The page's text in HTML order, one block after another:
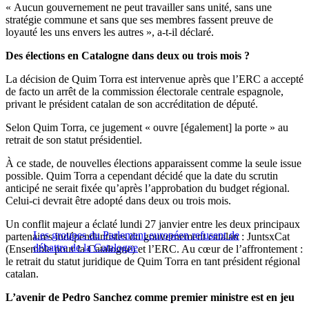
« Aucun gouvernement ne peut travailler sans unité, sans une
stratégie commune et sans que ses membres fassent preuve de
loyauté les uns envers les autres », a-t-il déclaré.
Des élections en Catalogne dans deux ou trois mois ?
La décision de Quim Torra est intervenue après que l’ERC a accepté
de facto un arrêt de la commission électorale centrale espagnole,
privant le président catalan de son accréditation de député.
Selon Quim Torra, ce jugement « ouvre [également] la porte » au
retrait de son statut présidentiel.
À ce stade, de nouvelles élections apparaissent comme la seule issue
possible. Quim Torra a cependant décidé que la date du scrutin
anticipé ne serait fixée qu’après l’approbation du budget régional.
Celui-ci devrait être adopté dans deux ou trois mois.
Les groupes du Parlement européen refusent de
débattre de la Catalogne
Un conflit majeur a éclaté lundi 27 janvier entre les deux principaux
partenaires indépendantistes du gouvernement catalan : JuntsxCat
(Ensemble pour la Catalogne) et l’ERC. Au cœur de l’affrontement :
le retrait du statut juridique de Quim Torra en tant président régional
catalan.
L’avenir de Pedro Sanchez comme premier ministre est en jeu